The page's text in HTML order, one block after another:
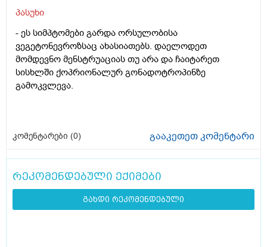
პასუხი
- ეს სიმპტომები გარდა ორსულობისა
ვეგეტონევროზსაც ახასიათებს. დაელოდეთ
მომდევნო მენსტრუაციას თუ არა და ჩაიტარეთ
სისხლში ქოპრიონალურ გონადოტროპინზე
გამოკვლევა.
კომენტარები (0) გააკეთეთ კომენტარი
რეკომენდებული ექიმები
გახდი რეკომენდებული